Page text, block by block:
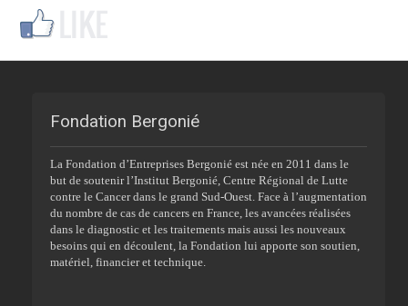
Fondation Bergonié
La Fondation d’Entreprises Bergonié est née en 2011 dans le
but de soutenir l’Institut Bergonié, Centre Régional de Lutte
contre le Cancer dans le grand Sud-Ouest. Face à l’augmentation
du nombre de cas de cancers en France, les avancées réalisées
dans le diagnostic et les traitements mais aussi les nouveaux
besoins qui en découlent, la Fondation lui apporte son soutien,
matériel, financier et technique.